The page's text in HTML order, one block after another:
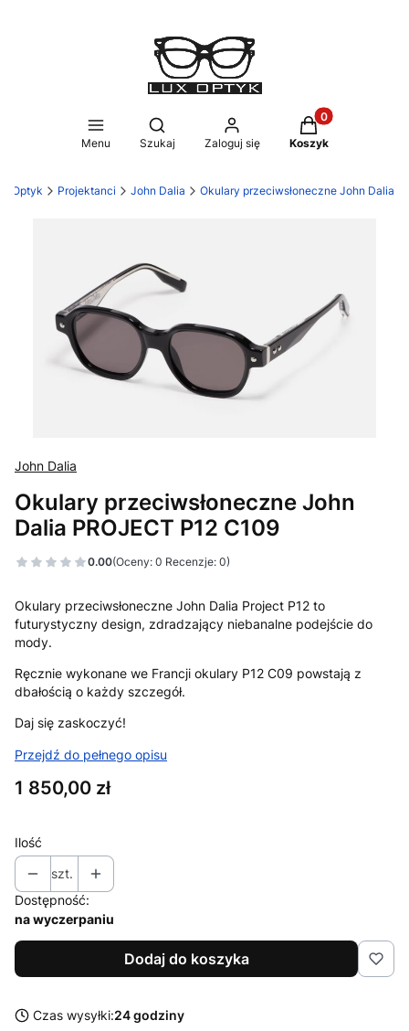
Menu
Otwórz wyszukiwarkę
Szukaj Zaloguj się
Produkty w
Koszyk
Optyk Projektanci John Dalia Okulary przeciwsłoneczne John Dalia
John Dalia
Okulary przeciwsłoneczne John
Dalia PROJECT P12 C109
0.00(Oceny: 0 Recenzje: 0)
Okulary przeciwsłoneczne John Dalia Project P12 to
futurystyczny design, zdradzający niebanalne podejście do
mody.
Ręcznie wykonane we Francji okulary P12 C09 powstają z
dbałością o każdy szczegół.
Daj się zaskoczyć!
Przejdź do pełnego opisu
Cena
1 850,00 zł
Ilość
szt.
Dostępność:
na wyczerpaniu
Dodaj do koszyka
Czas wysyłki:24 godziny